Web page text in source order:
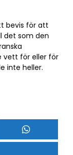
bevis för att
det som den
vett för eller för
inte heller.